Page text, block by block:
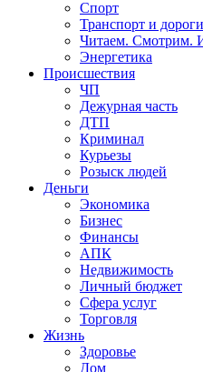
Спорт
Транспорт и дороги
Читаем. Смотрим.
Энергетика
Происшествия
ЧП
Дежурная часть
ДТП
Криминал
Курьезы
Розыск людей
Деньги
Экономика
Бизнес
Финансы
АПК
Недвижимость
Личный бюджет
Сфера услуг
Торговля
Жизнь
Здоровье
Дом